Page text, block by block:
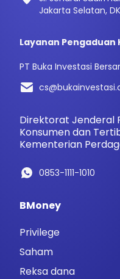
Jakarta Selatan,
Layanan Pengaduan
PT Buka Investasi
Direktorat Jenderal
Konsumen dan
Kementerian
0853-1111-1010
BMoney
Privilege
Saham
Reksa dana